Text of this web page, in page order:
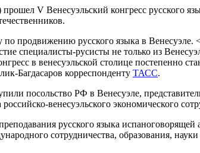
V Венесуэльский конгресс русского
продвижению русского языка в
специалисты-русисты не только из
в венесуэльской столице постепенно
Багдасаров корреспонденту ТАСС.
посольство РФ в Венесуэле,
венесуэльского экономического
русского языка
сотрудничества, образования,